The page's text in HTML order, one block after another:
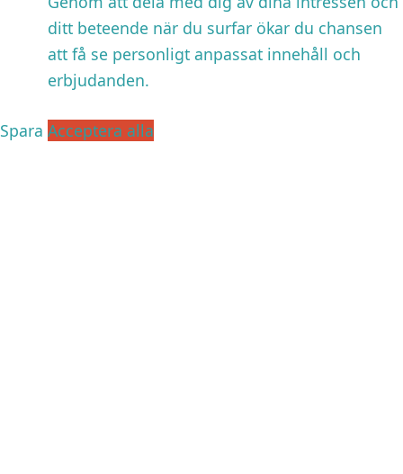
ditt beteende när du surfar ökar du chansen
att få se personligt anpassat innehåll och
erbjudanden.
Spara Acceptera alla